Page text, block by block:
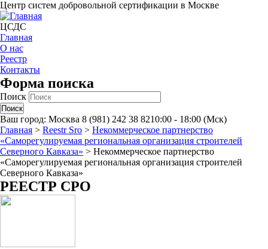
Центр систем добровольной сертификации в Москве
ЦСДС
Главная
О нас
Реестр
Контакты
Форма поиска
Поиск
Ваш город: Москва 8 (981) 242 38 8210:00 - 18:00 (Мск)
Главная > Reestr Sro > Некоммерческое партнерство
«Саморегулируемая региональная организация строителей
Северного Кавказа» > Некоммерческое партнерство
«Саморегулируемая региональная организация строителей
Северного Кавказа»
РЕЕСТР СРО